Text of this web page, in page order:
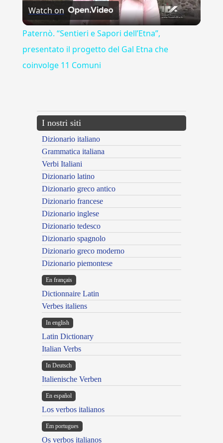
Video
Watch on
Paternò. “Sentieri e Sapori dell’Etna”,
presentato il progetto del Gal Etna che
coinvolge 11 Comuni
I nostri siti
Dizionario italiano
Grammatica italiana
Verbi Italiani
Dizionario latino
Dizionario greco antico
Dizionario francese
Dizionario inglese
Dizionario tedesco
Dizionario spagnolo
Dizionario greco moderno
Dizionario piemontese
En français
Dictionnaire Latin
Verbes italiens
In english
Latin Dictionary
Italian Verbs
In Deutsch
Italienische Verben
En español
Los verbos italianos
Em portugues
Os verbos italianos